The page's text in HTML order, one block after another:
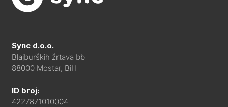
Sync d.o.o.
Blajburških žrtava bb
88000 Mostar, BiH
ID broj:
4227871010004